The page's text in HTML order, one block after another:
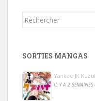
Rechercher...
SORTIES MANGAS
Yankee JK
IL Y A 2 SEMAINES